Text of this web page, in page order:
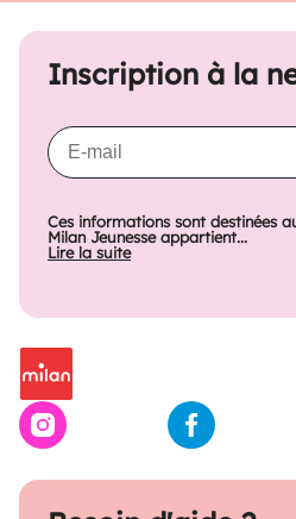
Inscription à la
Ces informations sont destinées
Milan Jeunesse appartient...
Lire la suite